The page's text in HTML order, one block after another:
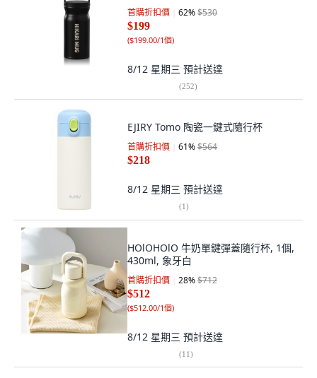
首購折扣價 62%$530
$199
($199.00/1個)
8/12 星期三 預計送達
(252)
EJIRY Tomo 陶瓷一鍵式隨行杯
首購折扣價 61%$564
$218
8/12 星期三 預計送達
(1)
HOlOHOlO 牛奶單鍵彈蓋隨行杯, 1個,
430ml, 象牙白
首購折扣價 28%$712
$512
($512.00/1個)
8/12 星期三 預計送達
(11)